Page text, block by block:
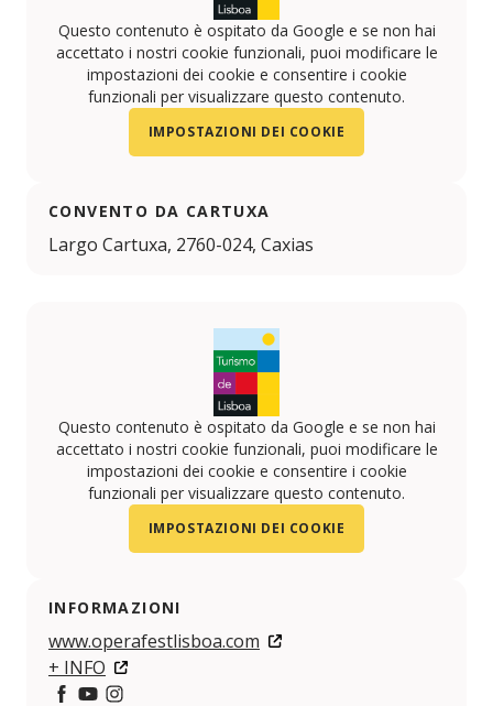
Questo contenuto è ospitato da Google e se non hai
accettato i nostri cookie funzionali, puoi modificare le
impostazioni dei cookie e consentire i cookie
funzionali per visualizzare questo contenuto.
IMPOSTAZIONI DEI COOKIE
CONVENTO DA CARTUXA
Largo Cartuxa, 2760-024, Caxias
Questo contenuto è ospitato da Google e se non hai
accettato i nostri cookie funzionali, puoi modificare le
impostazioni dei cookie e consentire i cookie
funzionali per visualizzare questo contenuto.
IMPOSTAZIONI DEI COOKIE
INFORMAZIONI
www.operafestlisboa.com
+ INFO